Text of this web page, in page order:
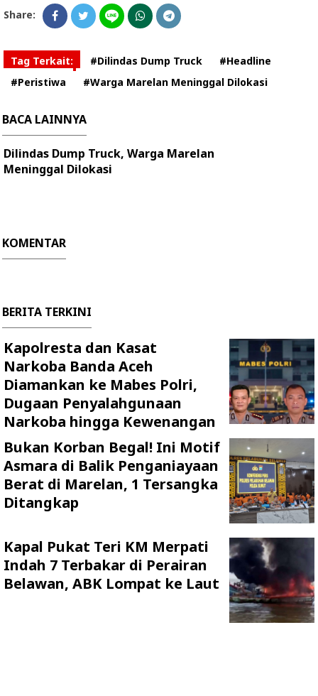
Share:
Tag Terkait: #Dilindas Dump Truck
#Headline
#Peristiwa
#Warga Marelan Meninggal Dilokasi
BACA LAINNYA
Dilindas Dump Truck, Warga Marelan
Meninggal Dilokasi
KOMENTAR
BERITA TERKINI
Kapolresta dan Kasat
Narkoba Banda Aceh
Diamankan ke Mabes Polri,
Dugaan Penyalahgunaan
Narkoba hingga Kewenangan
Bukan Korban Begal! Ini Motif
Asmara di Balik Penganiayaan
Berat di Marelan, 1 Tersangka
Ditangkap
Kapal Pukat Teri KM Merpati
Indah 7 Terbakar di Perairan
Belawan, ABK Lompat ke Laut